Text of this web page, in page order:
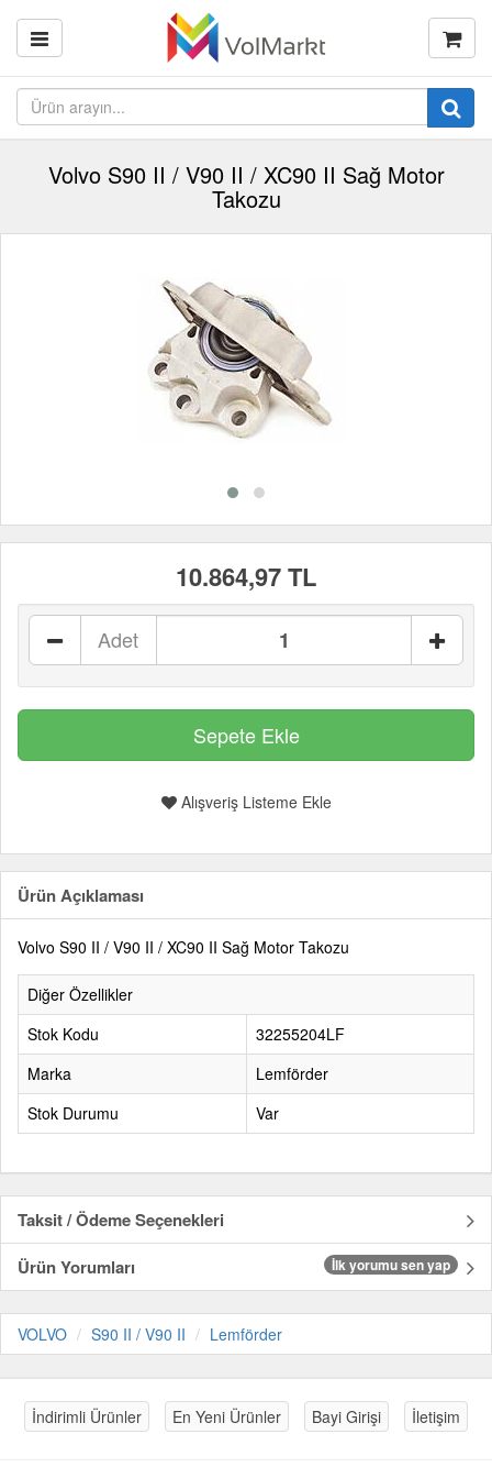
Volvo S90 II / V90 II / XC90 II Sağ Motor
Takozu
10.864,97 TL
Adet
Alışveriş Listeme Ekle
Ürün Açıklaması
Volvo S90 II / V90 II / XC90 II Sağ Motor Takozu
Diğer Özellikler
Stok Kodu
32255204LF
Marka
Lemförder
Stok Durumu
Var
Taksit / Ödeme Seçenekleri
Ürün Yorumları
İlk yorumu sen yap
VOLVO S90 II / V90 II Lemförder
İndirimli Ürünler En Yeni Ürünler Bayi Girişi İletişim